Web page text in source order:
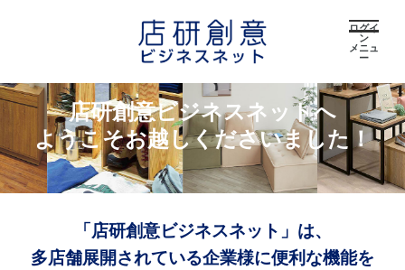
ログイ
ン
メニュ
ー
店研創意ビジネスネットへ
ようこそお越しくださいました！
「店研創意ビジネスネット」は、
多店舗展開されている企業様に便利な機能を